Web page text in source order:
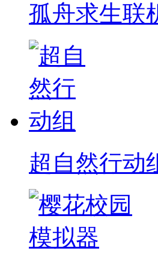
孤舟求生联
超自然行动